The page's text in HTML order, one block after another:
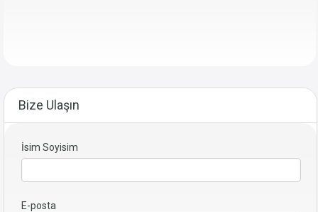
Bize Ulaşın
İsim Soyisim
E-posta